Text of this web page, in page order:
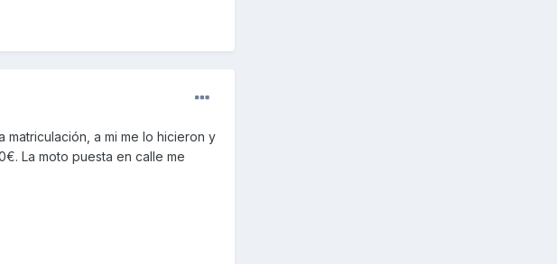
a mi me lo hicieron y
La moto puesta en calle me